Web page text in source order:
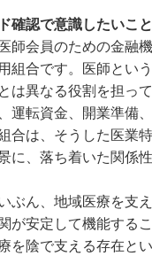
確認で意識したいこと
師会員のための金融
組合です。医師とい
は異なる役割を担って
運転資金、開業準備
合は、そうした医業
に、落ち着いた関係
ぶん、地域医療を支
が安定して機能する
を陰で支える存在とい